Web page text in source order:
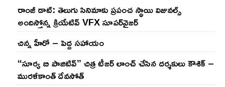
రాంజీ డాట్: తెలుగు సినిమాకు ప్రపంచ స్థాయి విజువల్స్
అందిస్తోన్న క్రియేటివ్ VFX సూపర్‌వైజర్
చిన్న హీరో – పెద్ద సహాయం
“సూర్య బి పాజిటివ్” చిత్ర టీజర్ లాంచ్ చేసిన‌ దర్శకులు కౌశిక్ –
మురళీకాంత్ దేవసోత్